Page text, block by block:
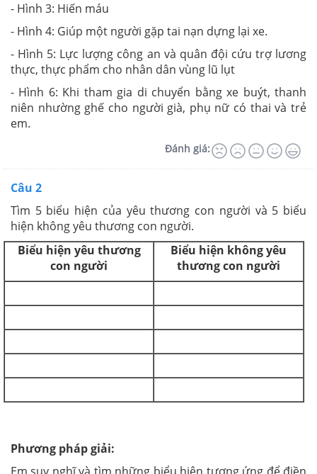
- Hình 3: Hiến máu
- Hình 4: Giúp một người gặp tai nạn dựng lại xe.
- Hình 5: Lực lượng công an và quân đội cứu trợ lương
thực, thực phẩm cho nhân dân vùng lũ lụt
- Hình 6: Khi tham gia di chuyển bằng xe buýt, thanh
niên nhường ghế cho người già, phụ nữ có thai và trẻ
em.
Đánh giá:
Câu 2
Tìm 5 biểu hiện của yêu thương con người và 5 biểu
hiện không yêu thương con người.
Biểu hiện yêu thương
con người
Biểu hiện không yêu
thương con người
Phương pháp giải: